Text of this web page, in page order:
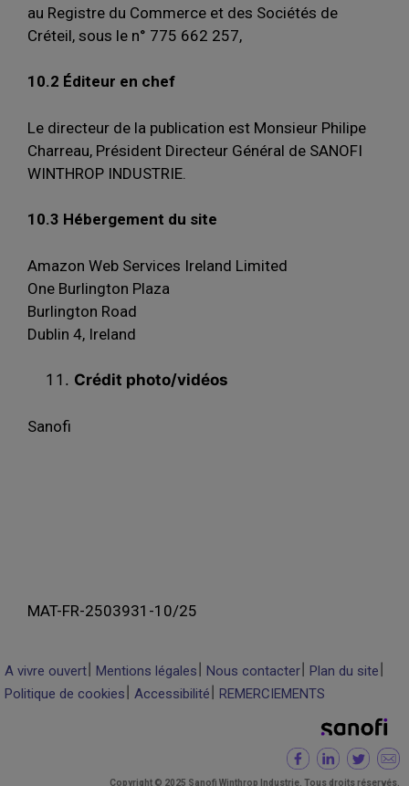
au Registre du Commerce et des Sociétés de
Créteil, sous le n° 775 662 257,
10.2 Éditeur en chef
Le directeur de la publication est Monsieur Philipe
Charreau, Président Directeur Général de SANOFI
WINTHROP INDUSTRIE.
10.3 Hébergement du site
Amazon Web Services Ireland Limited
One Burlington Plaza
Burlington Road
Dublin 4, Ireland
Crédit photo/vidéos
Sanofi
MAT-FR-2503931-10/25
A vivre ouvert Mentions légales Nous contacter Plan du site
Politique de cookies
Accessibilité REMERCIEMENTS
Copyright © 2025 Sanofi Winthrop Industrie. Tous droits réservés.